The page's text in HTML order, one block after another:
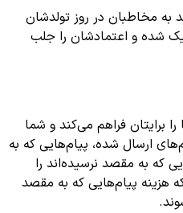
به مخاطبان در روز تولدشان
شده و اعتمادشان را جلب
برایتان فراهم می‌کند و شما
ارسال شده، پیام‌هایی که به
که به مقصد نرسیده‌اند را
هزینه پیام‌هایی که به مقصد